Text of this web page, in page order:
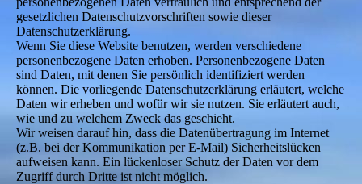
gesetzlichen Datenschutzvorschriften sowie dieser
Datenschutzerklärung.
Wenn Sie diese Website benutzen, werden verschiedene
personenbezogene Daten erhoben. Personenbezogene Daten
sind Daten, mit denen Sie persönlich identifiziert werden
können. Die vorliegende Datenschutzerklärung erläutert, welche
Daten wir erheben und wofür wir sie nutzen. Sie erläutert auch,
wie und zu welchem Zweck das geschieht.
Wir weisen darauf hin, dass die Datenübertragung im Internet
(z.B. bei der Kommunikation per E-Mail) Sicherheitslücken
aufweisen kann. Ein lückenloser Schutz der Daten vor dem
Zugriff durch Dritte ist nicht möglich.